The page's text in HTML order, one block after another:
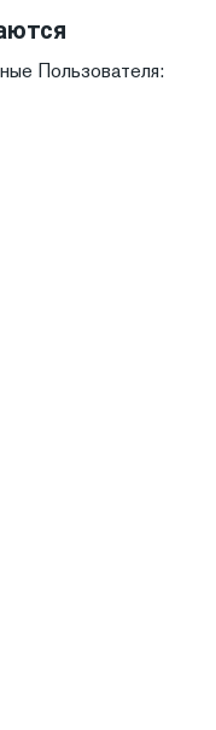
Пользователя: